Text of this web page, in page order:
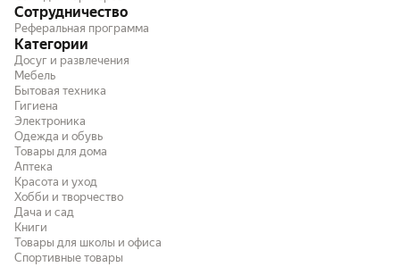
Сотрудничество
Реферальная программа
Категории
Досуг и развлечения
Мебель
Бытовая техника
Гигиена
Электроника
Одежда и обувь
Товары для дома
Аптека
Красота и уход
Хобби и творчество
Дача и сад
Книги
Товары для школы и офиса
Спортивные товары